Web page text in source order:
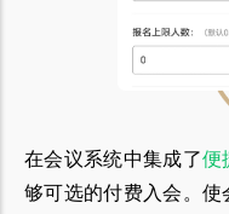
在会议系统中集成了便
够可选的付费入会。使